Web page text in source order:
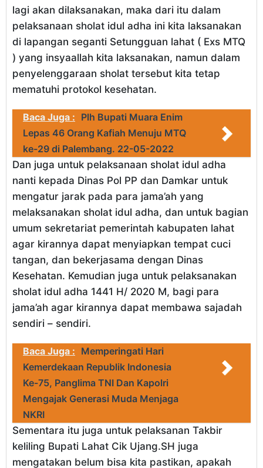
lagi akan dilaksanakan, maka dari itu dalam
pelaksanaan sholat idul adha ini kita laksanakan
di lapangan seganti Setungguan lahat ( Exs MTQ
) yang insyaallah kita laksanakan, namun dalam
penyelenggaraan sholat tersebut kita tetap
mematuhi protokol kesehatan.
Baca Juga : Plh Bupati Muara Enim
Lepas 46 Orang Kafiah Menuju MTQ
ke-29 di Palembang. 22-05-2022
Dan juga untuk pelaksanaan sholat idul adha
nanti kepada Dinas Pol PP dan Damkar untuk
mengatur jarak pada para jama’ah yang
melaksanakan sholat idul adha, dan untuk bagian
umum sekretariat pemerintah kabupaten lahat
agar kirannya dapat menyiapkan tempat cuci
tangan, dan bekerjasama dengan Dinas
Kesehatan. Kemudian juga untuk pelaksanakan
sholat idul adha 1441 H/ 2020 M, bagi para
jama’ah agar kirannya dapat membawa sajadah
sendiri – sendiri.
Baca Juga : Memperingati Hari
Kemerdekaan Republik Indonesia
Ke-75, Panglima TNI Dan Kapolri
Mengajak Generasi Muda Menjaga
NKRI
Sementara itu juga untuk pelaksanan Takbir
keliling Bupati Lahat Cik Ujang.SH juga
mengatakan belum bisa kita pastikan, apakah